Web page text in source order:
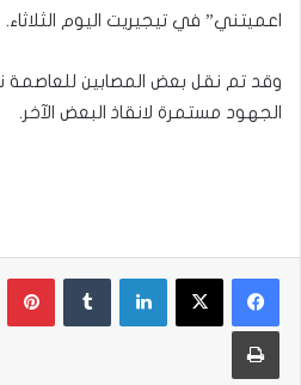
اعميتني” في تيجيريت اليوم الثلاثاء.
وقد تم نقل بعض المصابين للعاصمة
الجهود مستمرة لانقاذ البعض الآخر.
لينكدإن
طباعة